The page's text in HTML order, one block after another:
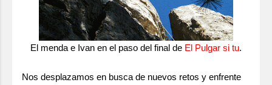
El menda e Ivan en el paso del final de El Pulgar si tu.
Nos desplazamos en busca de nuevos retos y enfrente